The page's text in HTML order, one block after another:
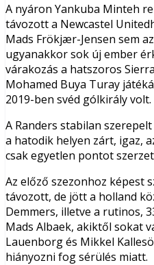
A nyáron Yankuba Minteh
távozott a Newcastel
Mads Frökjær-Jensen sem az
ugyanakkor sok új ember
várakozás a hatszoros
Mohamed Buya Turay
2019-ben svéd gólkirály volt.
A Randers stabilan
a hatodik helyen zárt, igaz,
csak egyetlen pontot
Az előző szezonhoz képest
távozott, de jött a holland
Demmers, illetve a rutinos,
Mads Albaek, akiktől sokat
Lauenborg és Mikkel
hiányozni fog sérülés miatt.